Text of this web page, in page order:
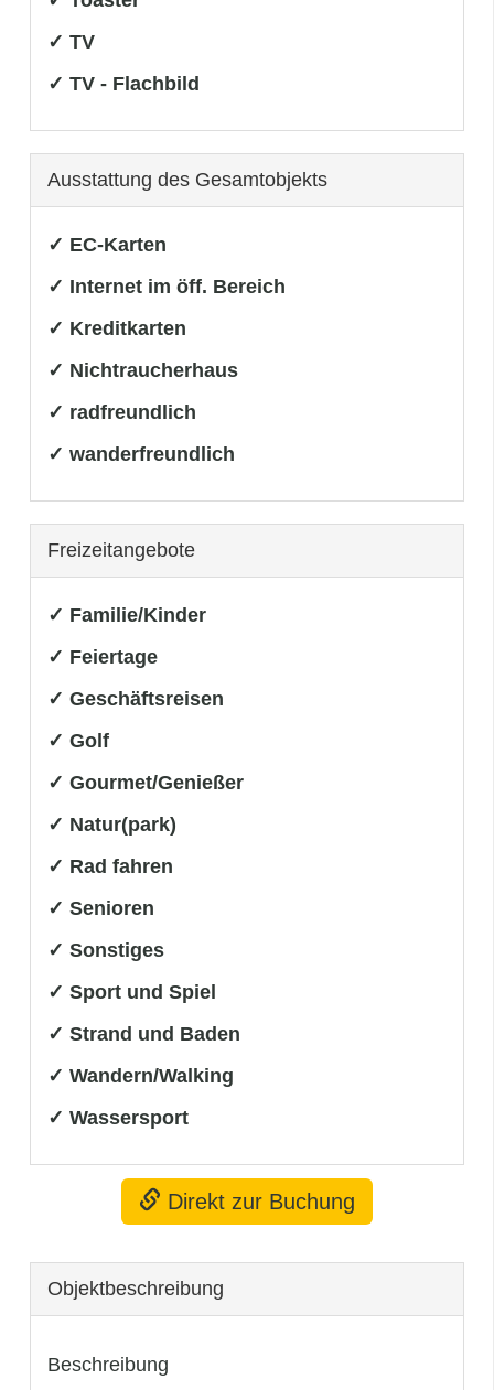
✓ TV
✓ TV - Flachbild
Ausstattung des Gesamtobjekts
✓ EC-Karten
✓ Internet im öff. Bereich
✓ Kreditkarten
✓ Nichtraucherhaus
✓ radfreundlich
✓ wanderfreundlich
Freizeitangebote
✓ Familie/Kinder
✓ Feiertage
✓ Geschäftsreisen
✓ Golf
✓ Gourmet/Genießer
✓ Natur(park)
✓ Rad fahren
✓ Senioren
✓ Sonstiges
✓ Sport und Spiel
✓ Strand und Baden
✓ Wandern/Walking
✓ Wassersport
Direkt zur Buchung
Objekt­beschreibung
Beschreibung